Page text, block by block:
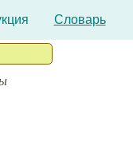
Словарь